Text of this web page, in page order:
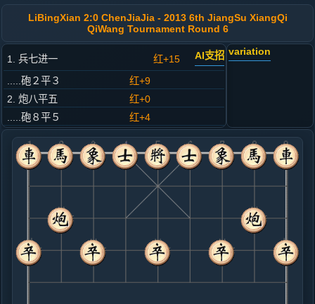
LiBingXian 2:0 ChenJiaJia - 2013 6th JiangSu XiangQi
QiWang Tournament Round 6
1. 兵七进一 红+15 AI支招
.....砲２平３
红+9
2. 炮八平五
红+0
.....砲８平５
红+4
3. 马八进七
黑+1
.....马８进７
红+0
4. 马二进三
黑+7
.....车９平８
黑+6
5. 车一平二
黑+5
.....车８进５
6. 车九平八
黑+19
.....马２进１
黑+5
车８平３
7. 车八进八
黑+14
相七进九
variation